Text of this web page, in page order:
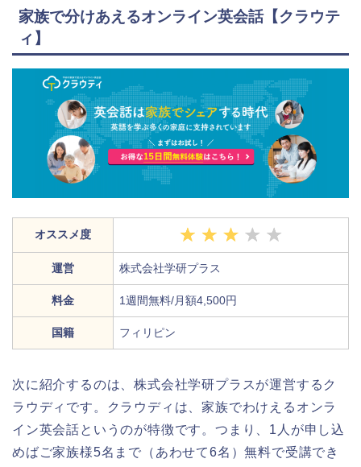
家族で分けあえるオンライン英会話【クラウテ
ィ】
オススメ度
運営 株式会社学研プラス
料金 1週間無料/月額4,500円
国籍 フィリピン
次に紹介するのは、株式会社学研プラスが運営するク
ラウディです。クラウディは、家族でわけえるオンラ
イン英会話というのが特徴です。つまり、1人が申し込
めばご家族様5名まで（あわせて6名）無料で受講でき